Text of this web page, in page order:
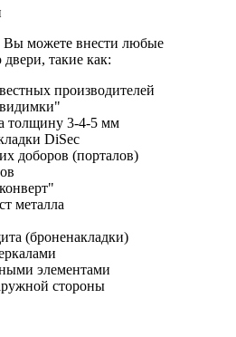
Вы можете внести любые
такие как:
производителей
толщину 3-4-5 мм
DiSec
доборов (порталов)
металла
(броненакладки)
элементами
стороны